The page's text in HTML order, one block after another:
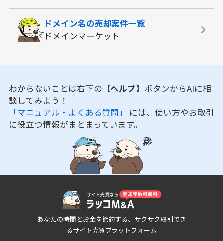
ドメイン名の売却案件一覧
ドメインマーケット
わからないことは右下の 【ヘルプ】 ボタンからAIに相
談してみよう！
「マニュアル・よくある質問」 には、使い方やお取引
に役立つ情報がまとまっています。
あなたの時間とお金を節約する、サクサク取引でき
るサイト売買プラットフォーム